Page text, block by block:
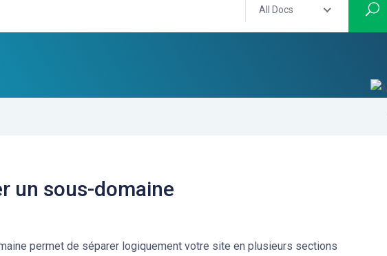
All Docs
un sous-domaine
permet de séparer logiquement votre site en plusieurs sections